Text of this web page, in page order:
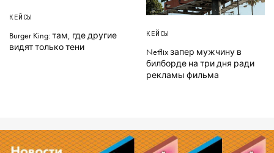
КЕЙСЫ
Burger King: там, где другие
видят только тени
КЕЙСЫ
Netflix запер мужчину в
билборде на три дня ради
рекламы фильма